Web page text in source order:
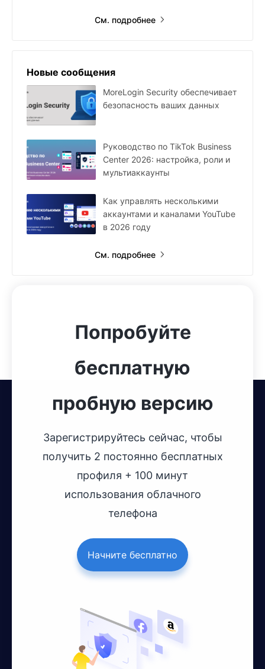
См. подробнее
Новые сообщения
MoreLogin Security обеспечивает
безопасность ваших данных
Руководство по TikTok Business
Center 2026: настройка, роли и
мультиаккаунты
Как управлять несколькими
аккаунтами и каналами YouTube
в 2026 году
См. подробнее
Попробуйте
бесплатную
пробную версию
Зарегистрируйтесь сейчас, чтобы
получить 2 постоянно бесплатных
профиля + 100 минут
использования облачного
телефона
Начните бесплатно